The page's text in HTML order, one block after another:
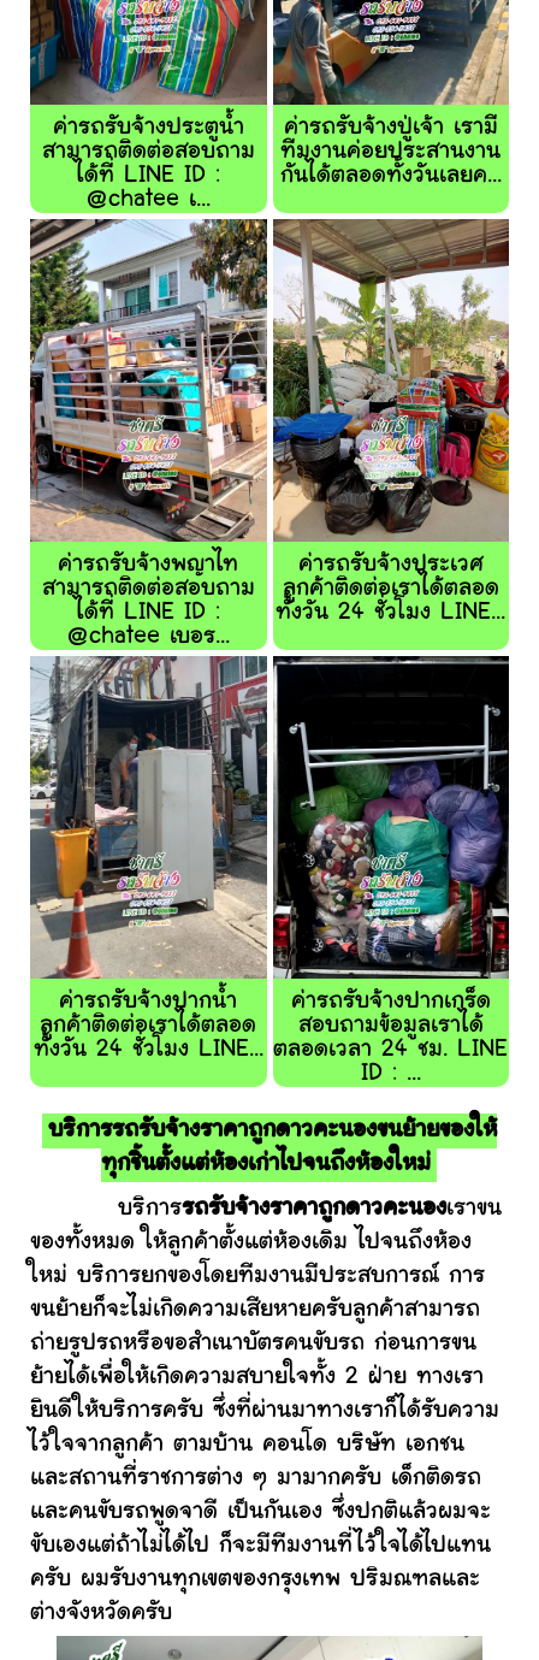
ค่ารถรับจ้างประตูน้ำ
สามารถติดต่อสอบถาม
ได้ที่ LINE ID :
@chatee เ...
ค่ารถรับจ้างปู่เจ้า เรามี
ทีมงานค่อยประสานงาน
กันได้ตลอดทั้งวันเลยค...
ค่ารถรับจ้างพญาไท
สามารถติดต่อสอบถาม
ได้ที่ LINE ID :
@chatee เบอร...
ค่ารถรับจ้างประเวศ
ลูกค้าติดต่อเราได้ตลอด
ทั้งวัน 24 ชั่วโมง LINE...
ค่ารถรับจ้างปากน้ำ
ลูกค้าติดต่อเราได้ตลอด
ทั้งวัน 24 ชั่วโมง LINE...
ค่ารถรับจ้างปากเกร็ด
สอบถามข้อมูลเราได้
ตลอดเวลา 24 ชม. LINE
ID : ...
บริการรถรับจ้างราคาถูกดาวคะนองขนย้ายของให้
ทุกชิ้นตั้งแต่ห้องเก่าไปจนถึงห้องใหม่
บริการรถรับจ้างราคาถูกดาวคะนองเราขน
ของทั้งหมด ให้ลูกค้าตั้งแต่ห้องเดิม ไปจนถึงห้อง
ใหม่ บริการยกของโดยทีมงานมีประสบการณ์ การ
ขนย้ายก็จะไม่เกิดความเสียหายครับลูกค้าสามารถ
ถ่ายรูปรถหรือขอสำเนาบัตรคนขับรถ ก่อนการขน
ย้ายได้เพื่อให้เกิดความสบายใจทั้ง 2 ฝ่าย ทางเรา
ยินดีให้บริการครับ ซึ่งที่ผ่านมาทางเราก็ได้รับความ
ไว้ใจจากลูกค้า ตามบ้าน คอนโด บริษัท เอกชน
และสถานที่ราชการต่าง ๆ มามากครับ เด็กติดรถ
และคนขับรถพูดจาดี เป็นกันเอง ซึ่งปกติแล้วผมจะ
ขับเองแต่ถ้าไม่ได้ไป ก็จะมีทีมงานที่ไว้ใจได้ไปแทน
ครับ ผมรับงานทุกเขตของกรุงเทพ ปริมณฑลและ
ต่างจังหวัดครับ